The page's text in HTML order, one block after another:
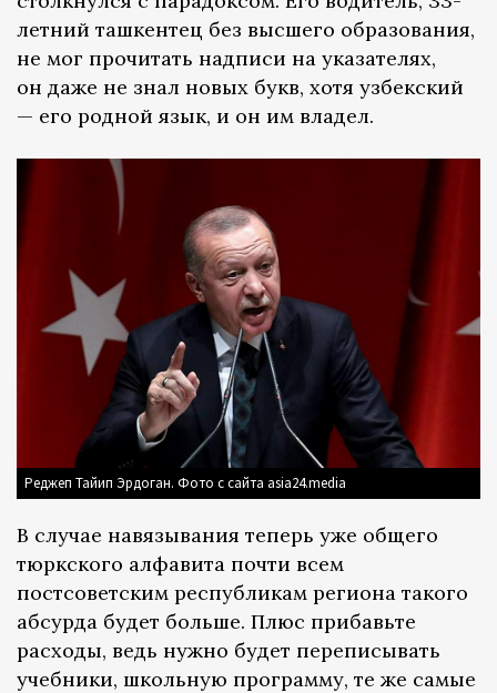
летний ташкентец без высшего образования,
не мог прочитать надписи на указателях,
он даже не знал новых букв, хотя узбекский
— его родной язык, и он им владел.
Реджеп Тайип Эрдоган. Фото с сайта asia24.media
В случае навязывания теперь уже общего
тюркского алфавита почти всем
постсоветским республикам региона такого
абсурда будет больше. Плюс прибавьте
расходы, ведь нужно будет переписывать
учебники, школьную программу, те же самые